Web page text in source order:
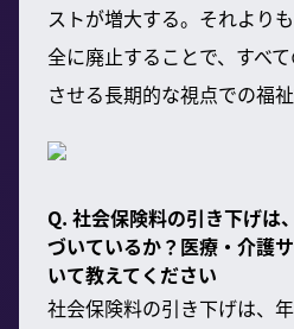
ストが増大する。それより
全に廃止することで、すべ
させる長期的な視点での福
Q. 社会保険料の引き下げは
づいているか？医療・介護
いて教えてください
社会保険料の引き下げは、